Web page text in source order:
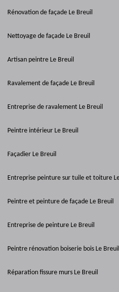
Rénovation de façade Le Breuil
Nettoyage de façade Le Breuil
Artisan peintre Le Breuil
Ravalement de façade Le Breuil
Entreprise de ravalement Le Breuil
Peintre intérieur Le Breuil
Façadier Le Breuil
Entreprise peinture sur tuile et toiture
Peintre et peinture de façade Le Breuil
Entreprise de peinture Le Breuil
Peintre rénovation boiserie bois Le Breuil
Réparation fissure murs Le Breuil